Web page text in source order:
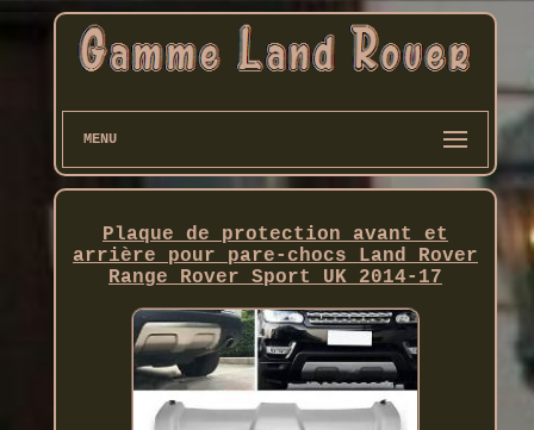
MENU
Plaque de protection avant et
arrière pour pare-chocs Land Rover
Range Rover Sport UK 2014-17